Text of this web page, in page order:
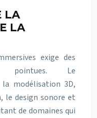
LA
LA
exige des
pointues. Le
modélisation 3D,
le design sonore et
de domaines qui